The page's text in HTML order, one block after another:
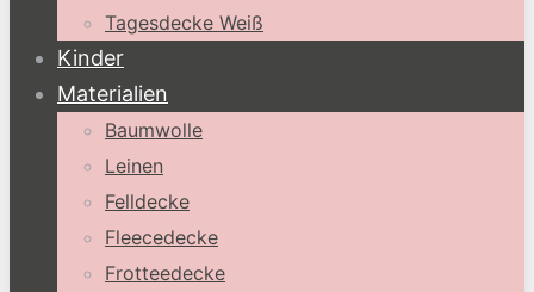
Tagesdecke Weiß
Kinder
Materialien
Baumwolle
Leinen
Felldecke
Fleecedecke
Frotteedecke